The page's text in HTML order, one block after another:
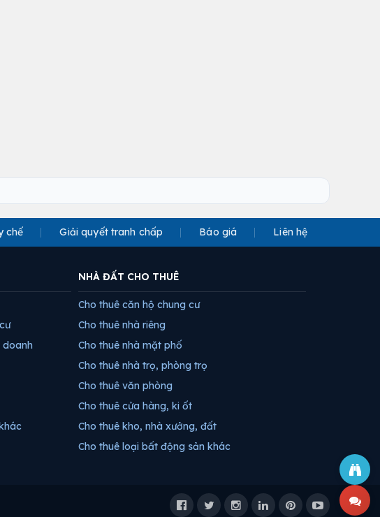
chế Giải quyết tranh chấp Báo giá Liên hệ
doanh
NHÀ ĐẤT CHO THUÊ
Cho thuê căn hộ chung cư
Cho thuê nhà riêng
Cho thuê nhà mặt phố
Cho thuê nhà trọ, phòng trọ
Cho thuê văn phòng
Cho thuê cửa hàng, ki ốt
Cho thuê kho, nhà xưởng, đất
Cho thuê loại bất động sản khác